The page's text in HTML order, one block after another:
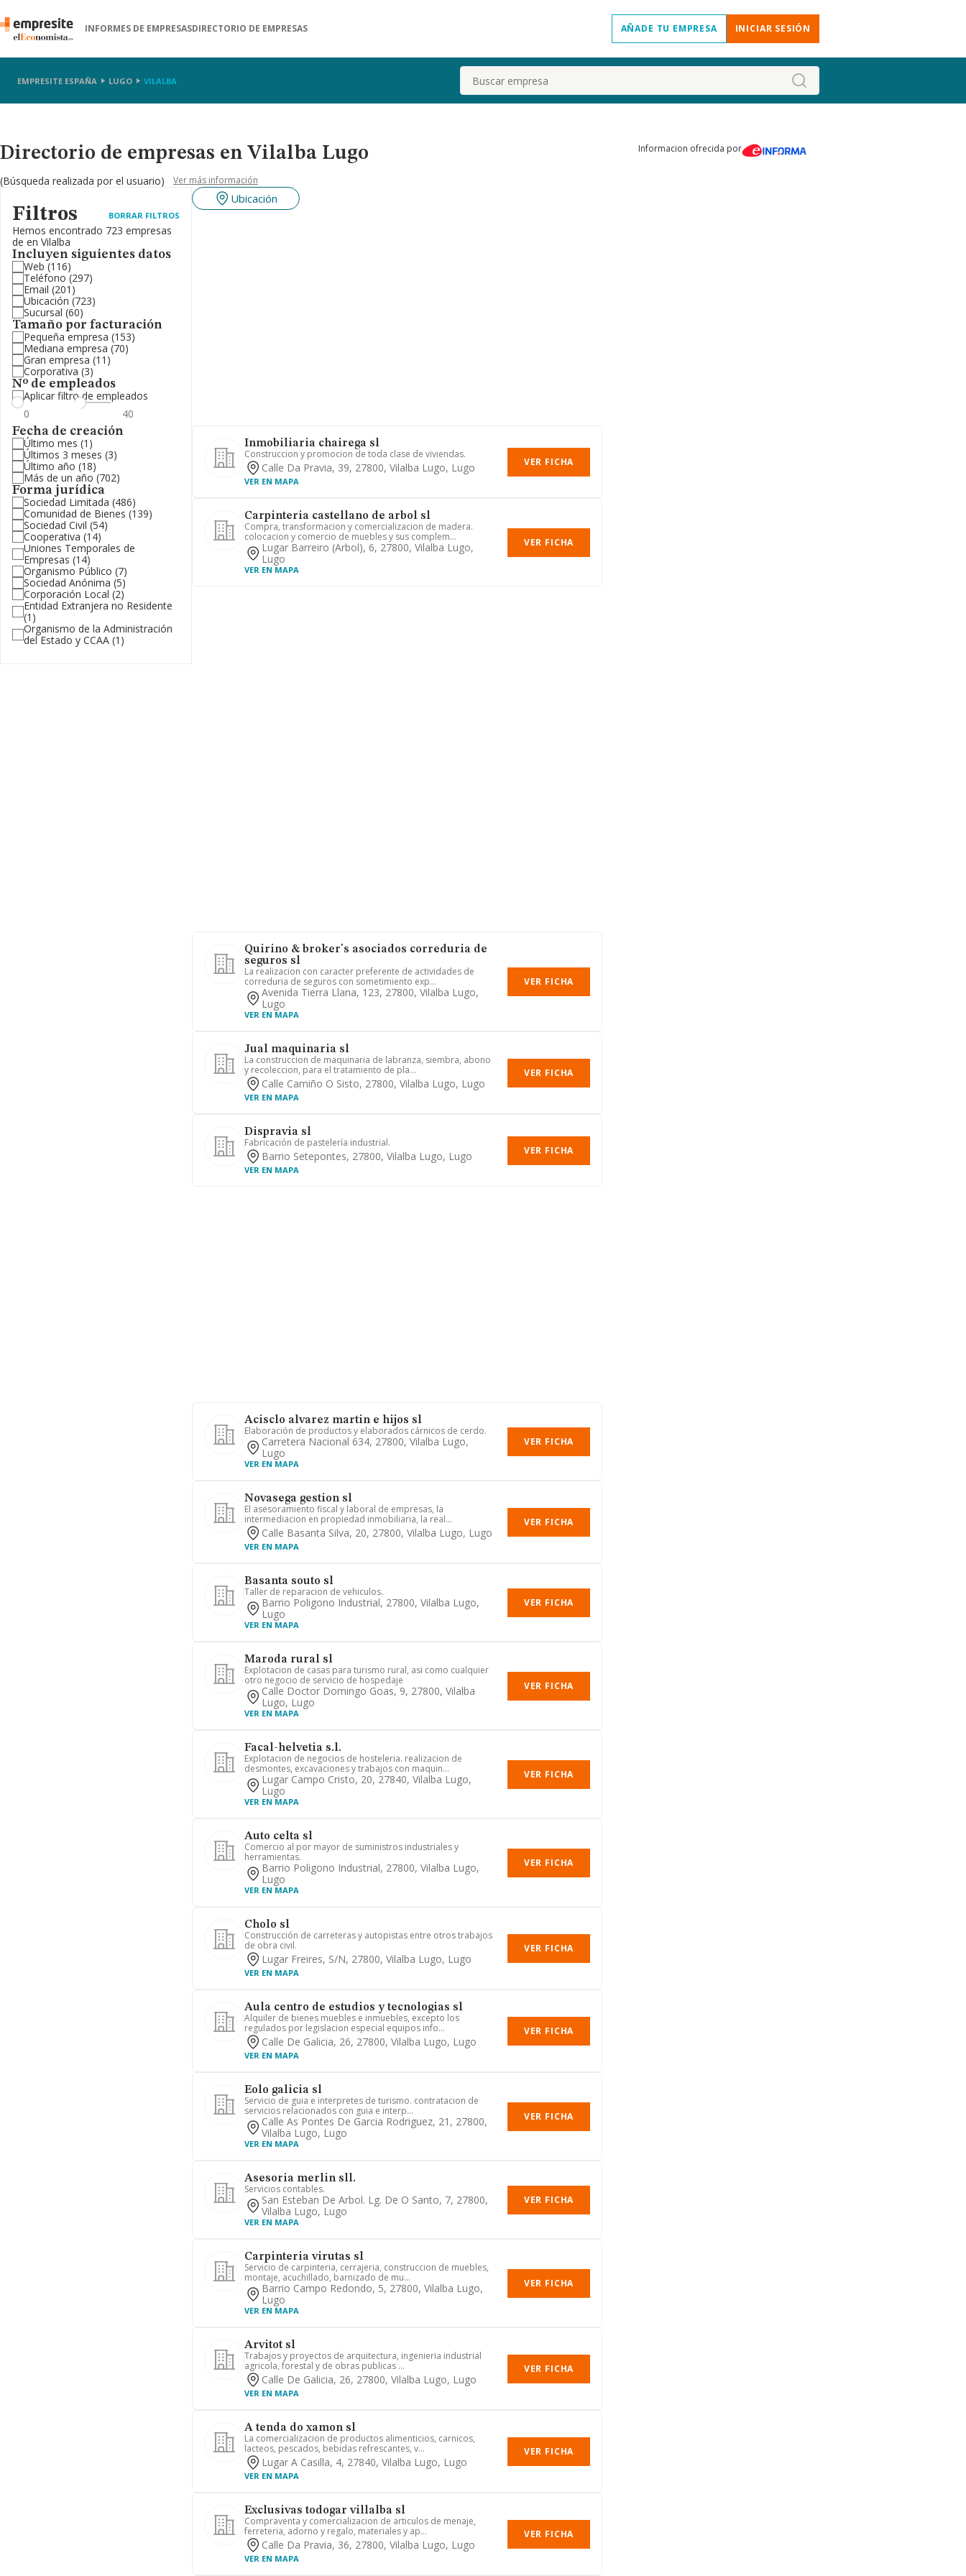
INFORMES DE EMPRESASDIRECTORIO DE EMPRESAS AÑADE TU EMPRESA INICIAR SESIÓN
EMPRESITE ESPAÑA LUGO VILALBA Buscar
Directorio de empresas en Vilalba Lugo
(Búsqueda realizada por el usuario) Ver más información
Filtros BORRAR FILTROS
Hemos encontrado 723 empresas
de en Vilalba
Incluyen siguientes datos
Web (116)
Teléfono (297)
Email (201)
Ubicación (723)
Sucursal (60)
Tamaño por facturación
Pequeña empresa (153)
Mediana empresa (70)
Gran empresa (11)
Corporativa (3)
Nº de empleados
Aplicar filtro de empleados
Fecha de creación
Último mes (1)
Últimos 3 meses (3)
Último año (18)
Más de un año (702)
Forma jurídica
Sociedad Limitada (486)
Comunidad de Bienes (139)
Sociedad Civil (54)
Cooperativa (14)
Uniones Temporales de
Empresas (14)
Organismo Público (7)
Sociedad Anónima (5)
Corporación Local (2)
Entidad Extranjera no Residente
(1)
Organismo de la Administración
del Estado y CCAA (1)
Ubicación
Inmobiliaria chairega sl
Construccion y promocion de toda clase de viviendas.
Calle Da Pravia, 39, 27800, Vilalba Lugo, Lugo
VER EN MAPA
VER FICHA
Carpinteria castellano de arbol sl
Compra, transformacion y comercializacion de madera.
colocacion y comercio de muebles y sus complem...
Lugar Barreiro (arbol), 6, 27800, Vilalba Lugo,
Lugo
VER EN MAPA
VER FICHA
Quirino & broker's asociados correduria de
seguros sl
La realizacion con caracter preferente de actividades de
correduria de seguros con sometimiento exp...
Avenida Tierra Llana, 123, 27800, Vilalba Lugo,
Lugo
VER EN MAPA
VER FICHA
Jual maquinaria sl
La construccion de maquinaria de labranza, siembra, abono
y recoleccion, para el tratamiento de pla...
Calle Camiño O Sisto, 27800, Vilalba Lugo, Lugo
VER EN MAPA
VER FICHA
Dispravia sl
Fabricación de pastelería industrial.
Barrio Setepontes, 27800, Vilalba Lugo, Lugo
VER EN MAPA
VER FICHA
Acisclo alvarez martin e hijos sl
Elaboración de productos y elaborados cárnicos de cerdo.
Carretera Nacional 634, 27800, Vilalba Lugo,
Lugo
VER EN MAPA
VER FICHA
Novasega gestion sl
El asesoramiento fiscal y laboral de empresas, la
intermediacion en propiedad inmobiliaria, la real...
Calle Basanta Silva, 20, 27800, Vilalba Lugo, Lugo
VER EN MAPA
VER FICHA
Basanta souto sl
Taller de reparacion de vehiculos.
Barrio Poligono Industrial, 27800, Vilalba Lugo,
Lugo
VER EN MAPA
VER FICHA
Maroda rural sl
Explotacion de casas para turismo rural, asi como cualquier
otro negocio de servicio de hospedaje
Calle Doctor Domingo Goas, 9, 27800, Vilalba
Lugo, Lugo
VER EN MAPA
VER FICHA
Facal-helvetia s.l.
Explotacion de negocios de hosteleria. realizacion de
desmontes, excavaciones y trabajos con maquin...
Lugar Campo Cristo, 20, 27840, Vilalba Lugo,
Lugo
VER EN MAPA
VER FICHA
Auto celta sl
Comercio al por mayor de suministros industriales y
herramientas.
Barrio Poligono Industrial, 27800, Vilalba Lugo,
Lugo
VER EN MAPA
VER FICHA
Cholo sl
Construcción de carreteras y autopistas entre otros trabajos
de obra civil.
Lugar Freires, S/n, 27800, Vilalba Lugo, Lugo
VER EN MAPA
VER FICHA
Aula centro de estudios y tecnologias sl
Alquiler de bienes muebles e inmuebles, excepto los
regulados por legislacion especial equipos info...
Calle De Galicia, 26, 27800, Vilalba Lugo, Lugo
VER EN MAPA
VER FICHA
Eolo galicia sl
Servicio de guia e interpretes de turismo. contratacion de
servicios relacionados con guia e interp...
Calle As Pontes De Garcia Rodriguez, 21, 27800,
Vilalba Lugo, Lugo
VER EN MAPA
VER FICHA
Asesoria merlin sll.
Servicios contables.
San Esteban De Arbol. Lg. De O Santo, 7, 27800,
Vilalba Lugo, Lugo
VER EN MAPA
VER FICHA
Carpinteria virutas sl
Servicio de carpinteria, cerrajeria, construccion de muebles,
montaje, acuchillado, barnizado de mu...
Barrio Campo Redondo, 5, 27800, Vilalba Lugo,
Lugo
VER EN MAPA
VER FICHA
Arvitot sl
Trabajos y proyectos de arquitectura, ingenieria industrial
agricola, forestal y de obras publicas ...
Calle De Galicia, 26, 27800, Vilalba Lugo, Lugo
VER EN MAPA
VER FICHA
A tenda do xamon sl
La comercializacion de productos alimenticios, carnicos,
lacteos, pescados, bebidas refrescantes, v...
Lugar A Casilla, 4, 27840, Vilalba Lugo, Lugo
VER EN MAPA
VER FICHA
Exclusivas todogar villalba sl
Compraventa y comercializacion de articulos de menaje,
ferreteria, adorno y regalo, materiales y ap...
Calle Da Pravia, 36, 27800, Vilalba Lugo, Lugo
VER EN MAPA
VER FICHA
Informacion ofrecida por